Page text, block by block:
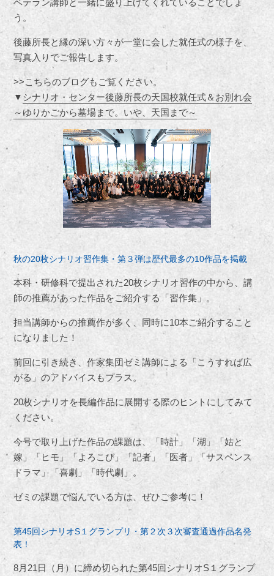
う。
後藤所長と縁の深い方々が一堂に会した就任式の様子を、
写真入りでご報告します。
>>こちらのブログもご覧ください。
▼ シナリオ・センター後藤所長の天国校就任式＆お別れ会
～ゆりかごから墓場まで。いや、天国まで～
秋の20枚シナリオ習作集・第３弾は歴代最多の10作品を掲載
本科・研修科で提出された20枚シナリオ習作の中から、講
師の推薦があった作品をご紹介する「習作集」。
担当講師からの推薦作が多く、同時に10本ご紹介すること
になりました！
前回に引き続き、作家集団ゼミ講師による「こうすれば広
がる」のアドバイスもプラス。
20枚シナリオを長編作品に展開する際のヒントにしてみて
ください。
今号で取り上げた作品の課題は、「時計」「湖」「姑と
嫁」「ヒモ」「よろこび」「記者」「医者」「サスペンス
ドラマ」「喜劇」「時代劇」。
ゼミの課題で悩んでいる方は、ぜひご参考に！
第45回シナリオS１グランプリ・第２次３次審査通過作品名発
表！
8月21日（月）に締め切られた第45回シナリオS１グランプ